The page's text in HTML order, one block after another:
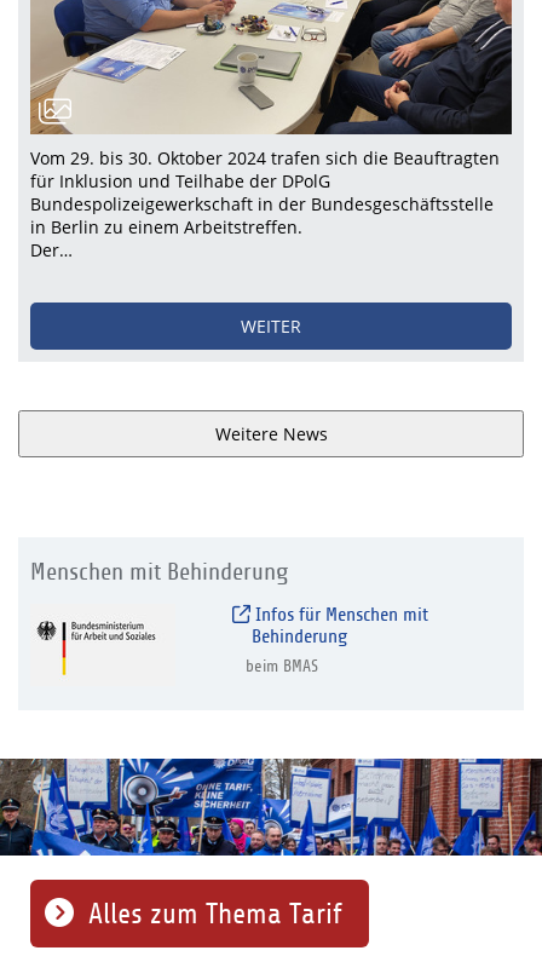
Vom 29. bis 30. Oktober 2024 trafen sich die Beauftragten
für Inklusion und Teilhabe der DPolG
Bundespolizeigewerkschaft in der Bundesgeschäftsstelle
in Berlin zu einem Arbeitstreffen.
Der…
WEITER
Weitere News
Menschen mit Behinderung
Infos für Menschen mit
Behinderung
beim BMAS
Alles zum Thema Tarif